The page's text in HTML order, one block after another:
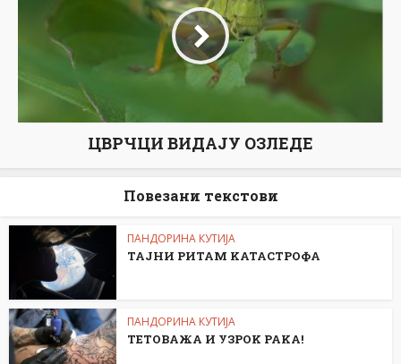
ЦВРЧЦИ ВИДАЈУ ОЗЛЕДЕ
Повезани текстови
ПАНДОРИНА КУТИЈА
ТАЈНИ РИТАМ KАТАСТРОФА
ПАНДОРИНА КУТИЈА
ТЕТОВАЖА И УЗРОK РАKА!